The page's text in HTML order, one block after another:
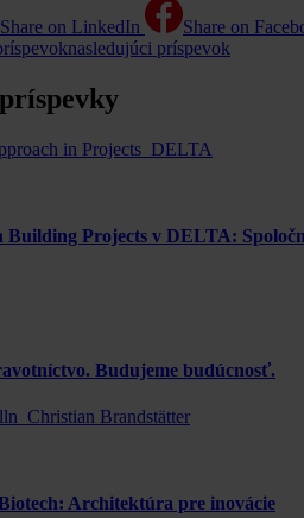
Share on LinkedIn Share on
nasledujúci príspevok
Building Projects v DELTA:
Budujeme budúcnosť.
Architektúra pre inovácie